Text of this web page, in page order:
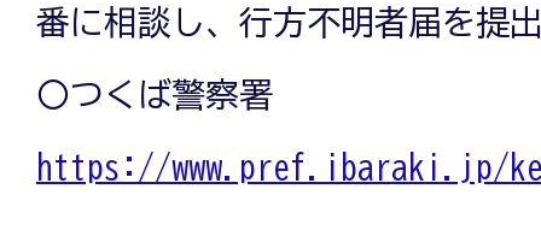
番に相談し、行方不明者届を提
〇つくば警察署
https://www.pref.ibaraki.jp/